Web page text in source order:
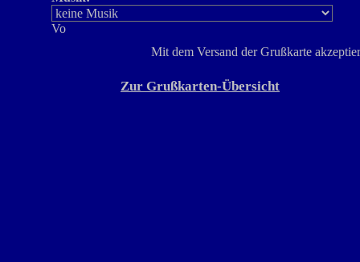
Mit dem Versand der Grußkarte
Zur Grußkarten-Übersicht